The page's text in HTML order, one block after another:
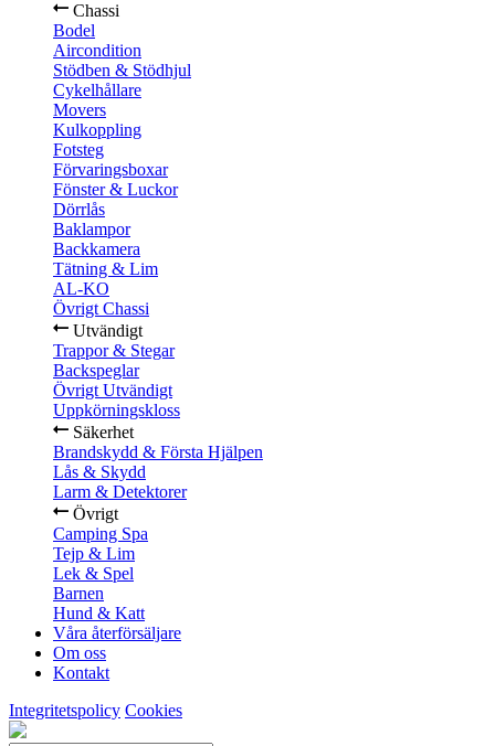
Chassi
Bodel
Aircondition
Stödben & Stödhjul
Cykelhållare
Movers
Kulkoppling
Fotsteg
Förvaringsboxar
Fönster & Luckor
Dörrlås
Baklampor
Backkamera
Tätning & Lim
AL-KO
Övrigt Chassi
Utvändigt
Trappor & Stegar
Backspeglar
Övrigt Utvändigt
Uppkörningskloss
Säkerhet
Brandskydd & Första Hjälpen
Lås & Skydd
Larm & Detektorer
Övrigt
Camping Spa
Tejp & Lim
Lek & Spel
Barnen
Hund & Katt
Våra återförsäljare
Om oss
Kontakt
Integritetspolicy Cookies